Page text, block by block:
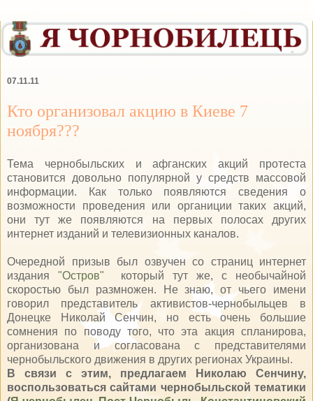
07.11.11
Кто организовал акцию в Киеве 7
ноября???
Тема чернобыльских и афганских акций протеста
становится довольно популярной у средств массовой
информации. Как только появляются сведения о
возможности проведения или органиции таких акций,
они тут же появляются на первых полосах других
интернет изданий и телевизионных каналов.
Очередной призыв был озвучен со страниц интернет
издания "Остров" который тут же, с необычайной
скоростью был размножен. Не знаю, от чьего имени
говорил представитель активистов-чернобыльцев в
Донецке Николай Сенчин, но есть очень большие
сомнения по поводу того, что эта акция спланирова,
организована и согласована с представителями
чернобыльского движения в других регионах Украины.
В связи с этим, предлагаем Николаю Сенчину,
воспользоваться сайтами чернобыльской тематики